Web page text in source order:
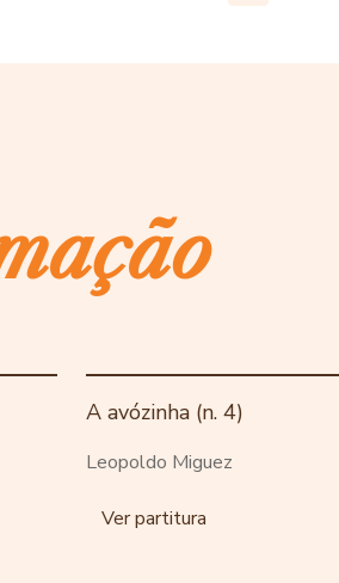
A avózinha (n. 4)
Leopoldo Miguez
Ver partitura